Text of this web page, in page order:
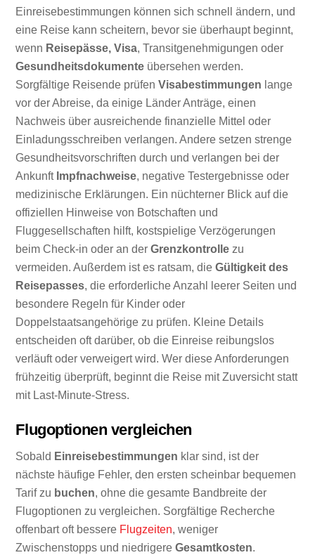
Einreisebestimmungen können sich schnell ändern, und
eine Reise kann scheitern, bevor sie überhaupt beginnt,
wenn Reisepässe, Visa, Transitgenehmigungen oder
Gesundheitsdokumente übersehen werden.
Sorgfältige Reisende prüfenVisabestimmungen lange
vor der Abreise, da einige Länder Anträge, einen
Nachweis über ausreichende finanzielle Mittel oder
Einladungsschreiben verlangen. Andere setzen strenge
Gesundheitsvorschriften durch und verlangen bei der
Ankunft Impfnachweise, negative Testergebnisse oder
medizinische Erklärungen. Ein nüchterner Blick auf die
offiziellen Hinweise von Botschaften und
Fluggesellschaften hilft, kostspielige Verzögerungen
beim Check-in oder an derGrenzkontrolle zu
vermeiden. Außerdem ist es ratsam, dieGültigkeit des
Reisepasses, die erforderliche Anzahl leerer Seiten und
besondere Regeln für Kinder oder
Doppelstaatsangehörige zu prüfen. Kleine Details
entscheiden oft darüber, ob die Einreise reibungslos
verläuft oder verweigert wird. Wer diese Anforderungen
frühzeitig überprüft, beginnt die Reise mit Zuversicht statt
mit Last-Minute-Stress.
Flugoptionen vergleichen
Sobald Einreisebestimmungen klar sind, ist der
nächste häufige Fehler, den ersten scheinbar bequemen
Tarif zu buchen, ohne die gesamte Bandbreite der
Flugoptionen zu vergleichen. Sorgfältige Recherche
offenbart oft bessere Flugzeiten, weniger
Zwischenstopps und niedrigereGesamtkosten.